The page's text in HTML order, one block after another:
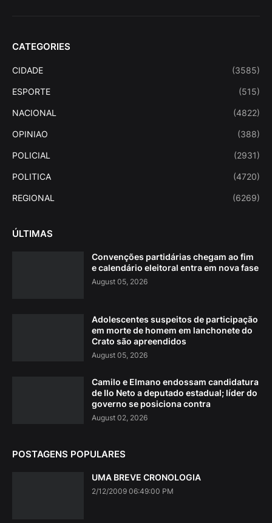
CATEGORIES
CIDADE (3585)
ESPORTE (515)
NACIONAL (4822)
OPINIAO (388)
POLICIAL (2931)
POLITICA (4720)
REGIONAL (6269)
ÚLTIMAS
Convenções partidárias chegam ao fim
e calendário eleitoral entra em nova fase
August 05, 2026
Adolescentes suspeitos de participação
em morte de homem em lanchonete do
Crato são apreendidos
August 05, 2026
Camilo e Elmano endossam candidatura
de Ilo Neto a deputado estadual; líder do
governo se posiciona contra
August 02, 2026
POSTAGENS POPULARES
UMA BREVE CRONOLOGIA
2/12/2009 06:49:00 PM